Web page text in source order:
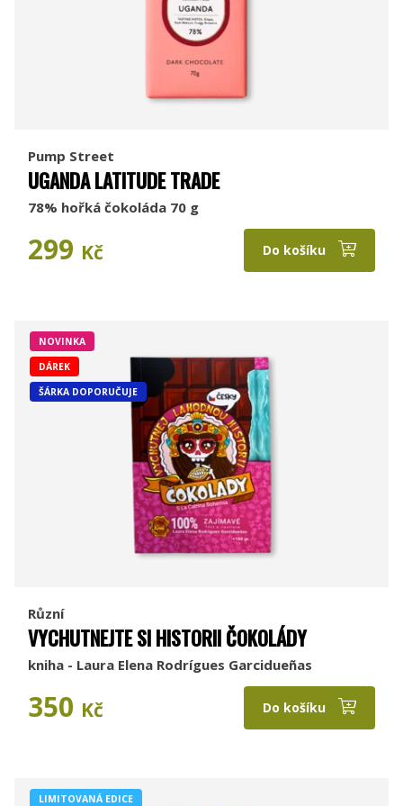
Pump Street
UGANDA LATITUDE TRADE
78% hořká čokoláda 70 g
299 Kč Do košíku
NOVINKA
DÁREK
ŠÁRKA DOPORUČUJE
Různí
VYCHUTNEJTE SI HISTORII ČOKOLÁDY
kniha - Laura Elena Rodrígues Garcidueñas
350 Kč Do košíku
LIMITOVANÁ EDICE